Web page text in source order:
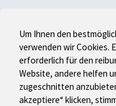
Um Ihnen den
verwenden wir Cookies.
erforderlich für den
Website, andere helfen
zugeschnitten
akzeptiere“ klicken,